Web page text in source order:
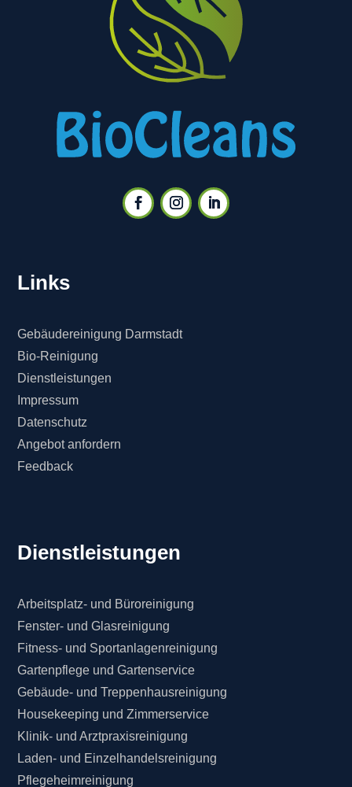
Links
Gebäudereinigung Darmstadt
Bio-Reinigung
Dienstleistungen
Impressum
Datenschutz
Angebot anfordern
Feedback
Dienstleistungen
Arbeitsplatz- und Büroreinigung
Fenster- und Glasreinigung
Fitness- und Sportanlagenreinigung
Gartenpflege und Gartenservice
Gebäude- und Treppenhausreinigung
Housekeeping und Zimmerservice
Klinik- und Arztpraxisreinigung
Laden- und Einzelhandelsreinigung
Pflegeheimreinigung